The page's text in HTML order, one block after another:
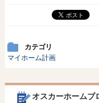
カテゴリ
マイホーム計画
オスカーホームブ